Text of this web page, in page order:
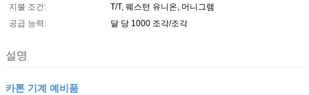
지불 조건:
T/T, 웨스턴 유니온, 머니그램
공급 능력:
달 당 1000 조각/조각
설명
카톤 기계 예비품